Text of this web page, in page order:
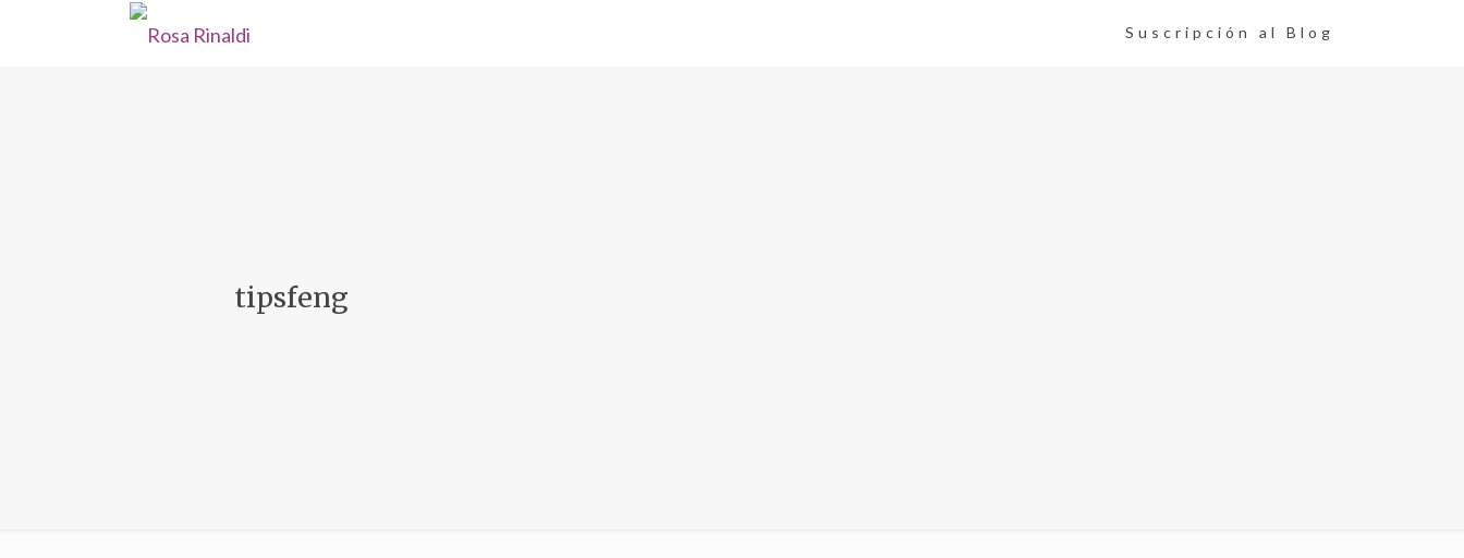
Suscripción al Blog
tipsfeng